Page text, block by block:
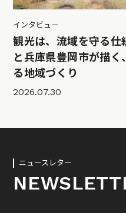
インタビュー
観光は、流域を守る仕
と兵庫県豊岡市が描
る地域づくり
2026.07.30
ニュースレター